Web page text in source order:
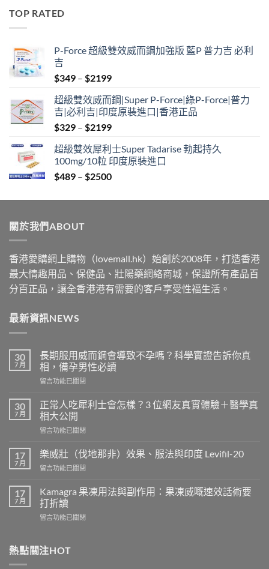
TOP RATED
P-Force 超級雙效威而鋼加強版 藍P 普力吉 必利
吉
$349 – $2199Price
$349
through
$2199
超級雙效威而鋼|Super P-Force|綠P-Force|普力
吉|必利吉|印度原裝進口|香港正品
$329 – $2199Price
$329
through
$2199
超級雙效犀利士Super Tadarise 勃起持久
100mg/10粒 印度原裝進口
$489 – $2500Price
$489
關於我們ABOUT
香港愛購網上購物（lovemall.hk）始創於2008年，打造香港
最大情趣用品、保健品、壯陽藥網絡商城，保證所有產品百
分百正品，讓全香港港有需要的客戶享受性福生活。
最新資訊NEWS
30
7 月
長期服用威而鋼會導致不孕嗎？科學實證告訴你真
相，備孕男性必讀
在
期
服
用
威
鋼
導
不
孕
嗎？
科
實
證
留言功能已關閉
30
7 月
正常人吃犀利士會怎樣？3 位網友真實體驗＋醫學真
相大公開
在
常
人
吃
利
士
怎
位
留言功能已關閉
17
7 月
樂威壯（伐地那非）效果、服法與印度 Levifil-20
在
威
壯
（伐
地
效
留言功能已關閉
17
7 月
Kamagra 果凍用法與副作用：果凍威嘅速效話術要
打折讀
在
凍
用
留言功能已關閉
熱點關注HOT